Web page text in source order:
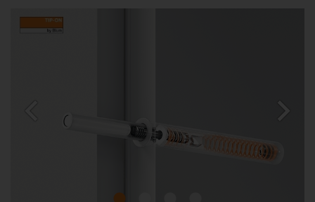
chevron_right